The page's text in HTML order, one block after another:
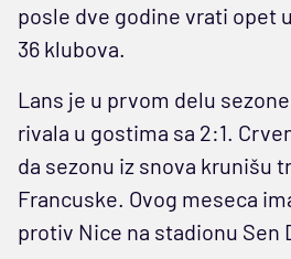
posle dve godine vrati opet
36 klubova.
Lans je u prvom delu
rivala u gostima sa 2:1.
da sezonu iz snova krunišu
Francuske. Ovog meseca
protiv Nice na stadionu Sen